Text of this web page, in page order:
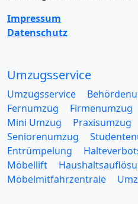
Impressum
Datenschutz
Umzugsservice
Umzugsservice
Fernumzug
Firmenumzug
Mini Umzug
Praxisumzug
Seniorenumzug
Entrümpelung
Möbellift
Möbelmitfahrzentrale